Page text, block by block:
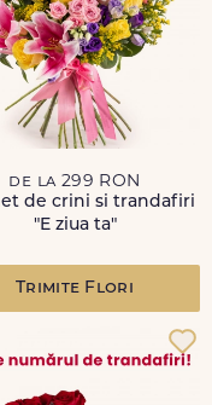
de la 299 RON
de crini si trandafiri
"E ziua ta"
Trimite Flori